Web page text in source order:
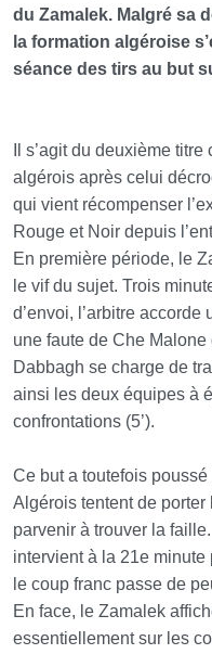
du Zamalek. Malgré sa
la formation algéroise
séance des tirs au but
Il s’agit du deuxième
algérois après celui
qui vient récompenser
Rouge et Noir depuis
En première période, le
le vif du sujet. Trois
d’envoi, l’arbitre
une faute de Che
Dabbagh se charge de
ainsi les deux équipes à
confrontations (5’).
Ce but a toutefois
Algérois tentent de porter
parvenir à trouver la
intervient à la 21e minute
le coup franc passe de
En face, le Zamalek
essentiellement sur les